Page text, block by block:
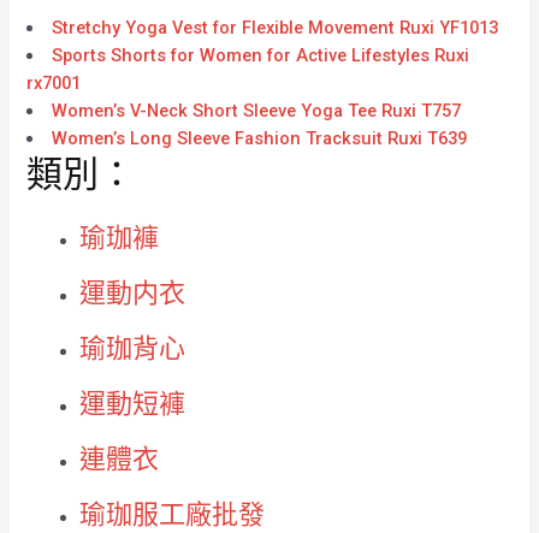
Stretchy Yoga Vest for Flexible Movement Ruxi YF1013
Sports Shorts for Women for Active Lifestyles Ruxi
rx7001
Women’s V-Neck Short Sleeve Yoga Tee Ruxi T757
Women’s Long Sleeve Fashion Tracksuit Ruxi T639
類別：
瑜珈褲
運動内衣
瑜珈背心
運動短褲
連體衣
瑜珈服工廠批發